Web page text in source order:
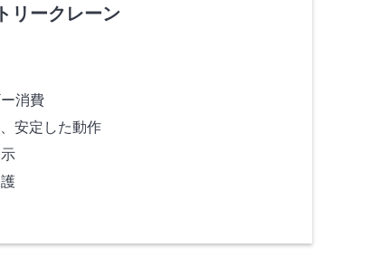
リークレーン
消費
安定した動作